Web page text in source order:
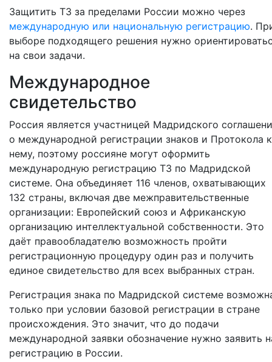
Защитить ТЗ за пределами России можно через
международную или национальную регистрацию.
выборе подходящего решения нужно
на свои задачи.
Международное
свидетельство
Россия является участницей Мадридского
о международной регистрации знаков и Протокола к
нему, поэтому россияне могут оформить
международную регистрацию ТЗ по Мадридской
системе. Она объединяет 116 членов, охватывающих
132 страны, включая две межправительственные
организации: Европейский союз и Африканскую
организацию интеллектуальной собственности. Это
даёт правообладателю возможность пройти
регистрационную процедуру один раз и получить
единое свидетельство для всех выбранных стран.
Регистрация знака по Мадридской системе
только при условии базовой регистрации в стране
происхождения. Это значит, что до подачи
международной заявки обозначение нужно заявить
регистрацию в России.